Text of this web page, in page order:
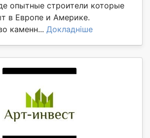
опытные строители которые
в Европе и Америке.
каменн... Докладніше